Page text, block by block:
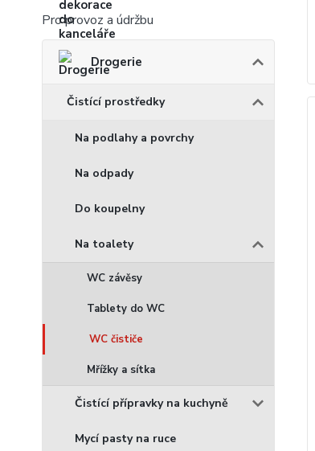
Pro provoz a údržbu
Drogerie
Čistící prostředky
Na podlahy a povrchy
Na odpady
Do koupelny
Na toalety
WC závěsy
Tablety do WC
WC čističe
Mřížky a sítka
Čistící přípravky na kuchyně
Mycí pasty na ruce